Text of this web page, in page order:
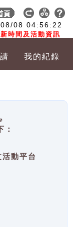
08 04:56:22
時間及活動資訊
我的紀錄
動平台